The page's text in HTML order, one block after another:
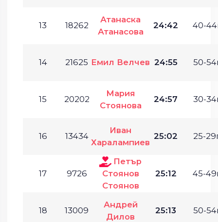
13 18262
Атанаска
Атанасова
24:42 40-
14 21625 Емил Велчев 24:55 50-
15 20202
Мария
Стоянова
24:57 30-
16 13434
Иван
Харалампиев
25:02 25-
17 9726
Петър
Стоянов
Стоянов
25:12 45-
18 13009
Андрей
Дилов
25:13 50-